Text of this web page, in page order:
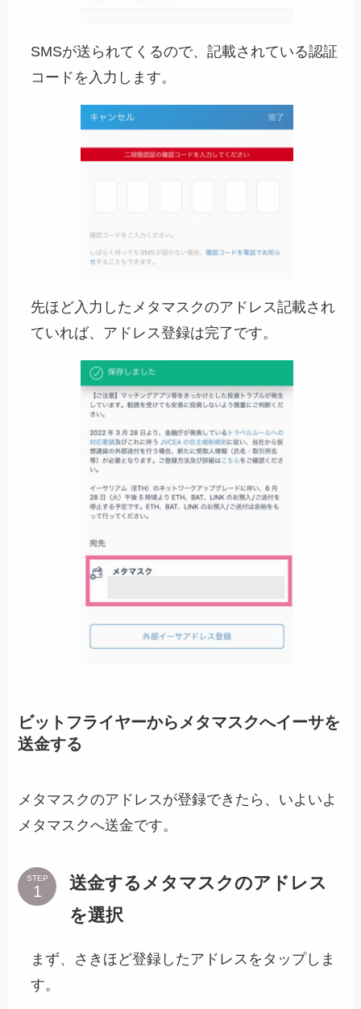
SMSが送られてくるので、記載されている認証
コードを入力します。
先ほど入力したメタマスクのアドレス記載され
ていれば、アドレス登録は完了です。
ビットフライヤーからメタマスクへイーサを
送金する
メタマスクのアドレスが登録できたら、いよいよ
メタマスクへ送金です。
STEP
送金するメタマスクのアドレス
を選択
まず、さきほど登録したアドレスをタップしま
す。